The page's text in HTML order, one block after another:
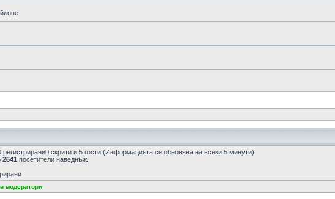
регистрирани0 скрити и 5 гости (Информацията се обновява на всеки 5 минути)
2641 посетители наведнъж.
модератори